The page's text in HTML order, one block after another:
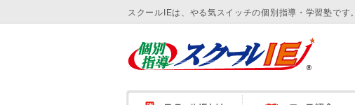
スクールIEは、やる気スイッチの個別指導・学習塾です。